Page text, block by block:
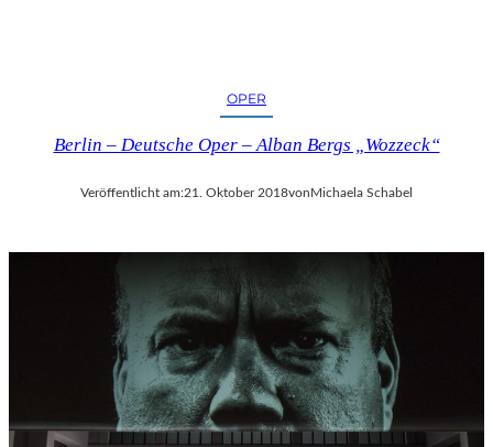
OPER
Berlin – Deutsche Oper – Alban Bergs „Wozzeck“
Veröffentlicht am:21. Oktober 2018vonMichaela Schabel